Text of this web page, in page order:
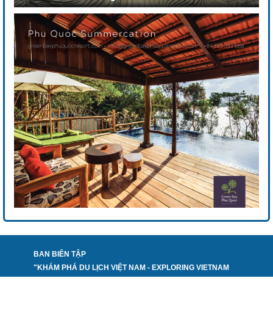
BAN BIÊN TẬP
"KHÁM PHÁ DU LỊCH VIỆT NAM - EXPLORING VIETNAM